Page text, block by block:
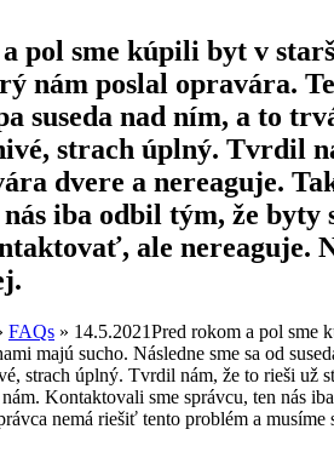
pol sme kúpili byt v
nám poslal opravára.
suseda nad ním, a to
strach úplný. Tvrdil
dvere a nereaguje.
iba odbil tým, že
ale nereaguje.
FAQs » 14.5.2021Pred rokom a pol sme
majú sucho. Následne sme sa od
strach úplný. Tvrdil nám, že to rieši už
Kontaktovali sme správcu, ten nás
nemá riešiť tento problém a